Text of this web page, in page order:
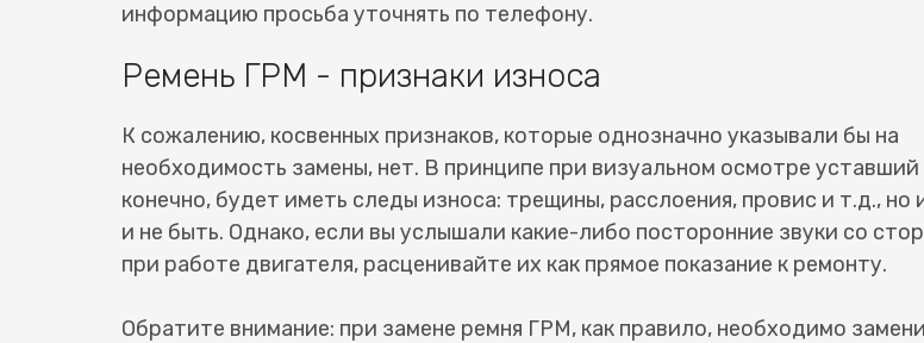
информацию просьба уточнять по телефону.
Ремень ГРМ - признаки износа
К сожалению, косвенных признаков, которые однозначно указывали бы на
необходимость замены, нет. В принципе при визуальном осмотре уставший
конечно, будет иметь следы износа: трещины, расслоения, провис и т.д., но
и не быть. Однако, если вы услышали какие-либо посторонние звуки со
при работе двигателя, расценивайте их как прямое показание к ремонту.
Обратите внимание: при замене ремня ГРМ, как правило, необходимо